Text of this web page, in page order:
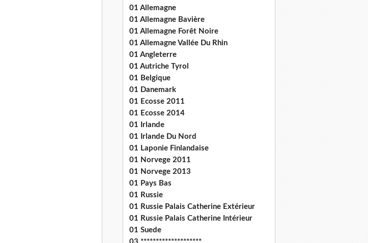
01 Allemagne
01 Allemagne Bavière
01 Allemagne Forêt Noire
01 Allemagne Vallée Du Rhin
01 Angleterre
01 Autriche Tyrol
01 Belgique
01 Danemark
01 Ecosse 2011
01 Ecosse 2014
01 Irlande
01 Irlande Du Nord
01 Laponie Finlandaise
01 Norvege 2011
01 Norvege 2013
01 Pays Bas
01 Russie
01 Russie Palais Catherine Extérieur
01 Russie Palais Catherine Intérieur
01 Suede